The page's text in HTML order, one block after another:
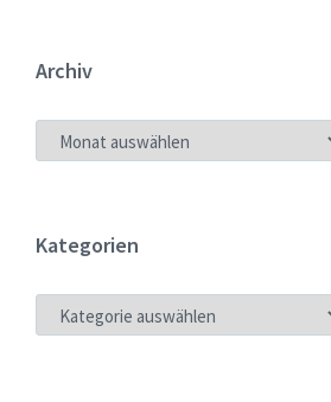
Archiv
ARCHIV
Kategorien
KATEGORIEN